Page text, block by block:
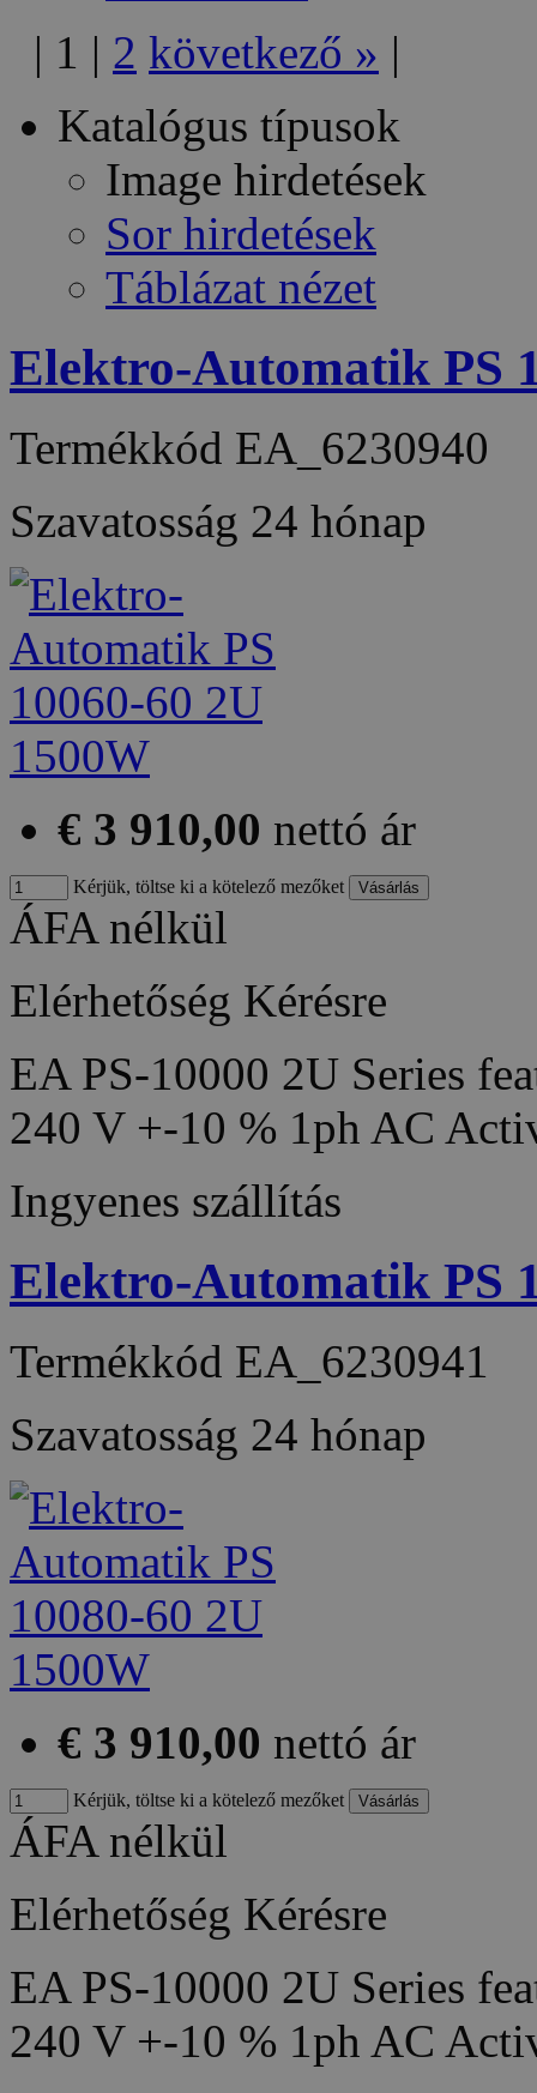
| 1 | 2 következő » |
Katalógus típusok
Image hirdetések
Sor hirdetések
Táblázat nézet
Elektro-Automatik PS
Termékkód EA_6230940
Szavatosság 24 hónap
€ 3 910,00 nettó ár
Kérjük, töltse ki a kötelező mezőket
ÁFA nélkül
Elérhetőség Kérésre
EA PS-10000 2U Series
240 V +-10 % 1ph AC
Ingyenes szállítás
Elektro-Automatik PS
Termékkód EA_6230941
Szavatosság 24 hónap
€ 3 910,00 nettó ár
Kérjük, töltse ki a kötelező mezőket
ÁFA nélkül
Elérhetőség Kérésre
EA PS-10000 2U Series
240 V +-10 % 1ph AC